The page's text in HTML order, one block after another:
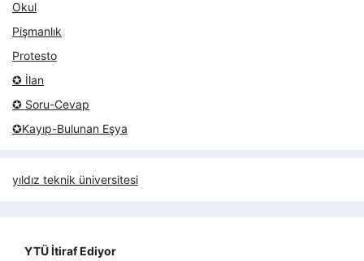
Okul
Pişmanlık
Protesto
✪ İlan
✪ Soru-Cevap
✪Kayıp-Bulunan Eşya
yıldız teknik üniversitesi
YTÜ İtiraf Ediyor